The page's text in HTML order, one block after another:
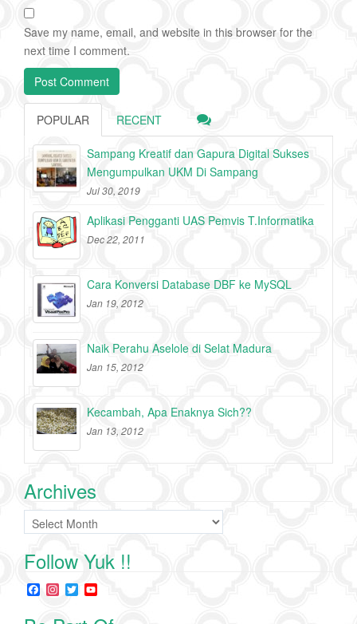
Save my name, email, and website in this browser for the
next time I comment.
POPULAR RECENT
Sampang Kreatif dan Gapura Digital Sukses
Mengumpulkan UKM Di Sampang
Jul 30, 2019
Aplikasi Pengganti UAS Pemvis T.Informatika
Dec 22, 2011
Cara Konversi Database DBF ke MySQL
Jan 19, 2012
Naik Perahu Aselole di Selat Madura
Jan 15, 2012
Kecambah, Apa Enaknya Sich??
Jan 13, 2012
Archives
Archives
Follow Yuk !!
F
a n
s
T
w
u